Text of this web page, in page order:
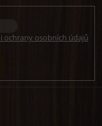
ochrany osobních údajů